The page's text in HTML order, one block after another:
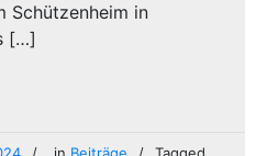
Schützenheim in
[…]